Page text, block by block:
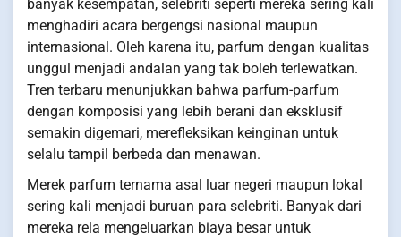
banyak kesempatan, selebriti seperti mereka sering kali
menghadiri acara bergengsi nasional maupun
internasional. Oleh karena itu, parfum dengan kualitas
unggul menjadi andalan yang tak boleh terlewatkan.
Tren terbaru menunjukkan bahwa parfum-parfum
dengan komposisi yang lebih berani dan eksklusif
semakin digemari, merefleksikan keinginan untuk
selalu tampil berbeda dan menawan.
Merek parfum ternama asal luar negeri maupun lokal
sering kali menjadi buruan para selebriti. Banyak dari
mereka rela mengeluarkan biaya besar untuk